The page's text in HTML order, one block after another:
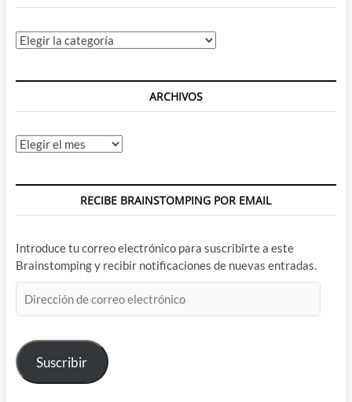
Categorías
ARCHIVOS
Archivos
RECIBE BRAINSTOMPING POR EMAIL
Introduce tu correo electrónico para suscribirte a este
Brainstomping y recibir notificaciones de nuevas entradas.
de
electrónico
Suscribir